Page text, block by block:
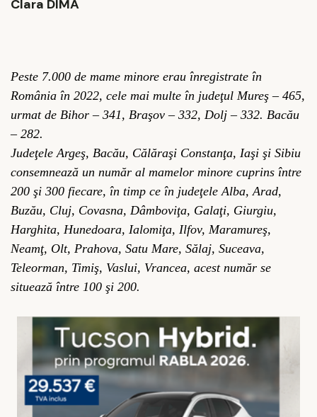
Clara DIMA
Peste 7.000 de mame minore erau înregistrate în
România în 2022, cele mai multe în judeţul Mureş – 465,
urmat de Bihor – 341, Braşov – 332, Dolj – 332. Bacău
– 282.
Judeţele Argeş, Bacău, Călăraşi Constanţa, Iaşi şi Sibiu
consemnează un număr al mamelor minore cuprins între
200 şi 300 fiecare, în timp ce în judeţele Alba, Arad,
Buzău, Cluj, Covasna, Dâmboviţa, Galaţi, Giurgiu,
Harghita, Hunedoara, Ialomiţa, Ilfov, Maramureş,
Neamţ, Olt, Prahova, Satu Mare, Sălaj, Suceava,
Teleorman, Timiş, Vaslui, Vrancea, acest număr se
situează între 100 şi 200.